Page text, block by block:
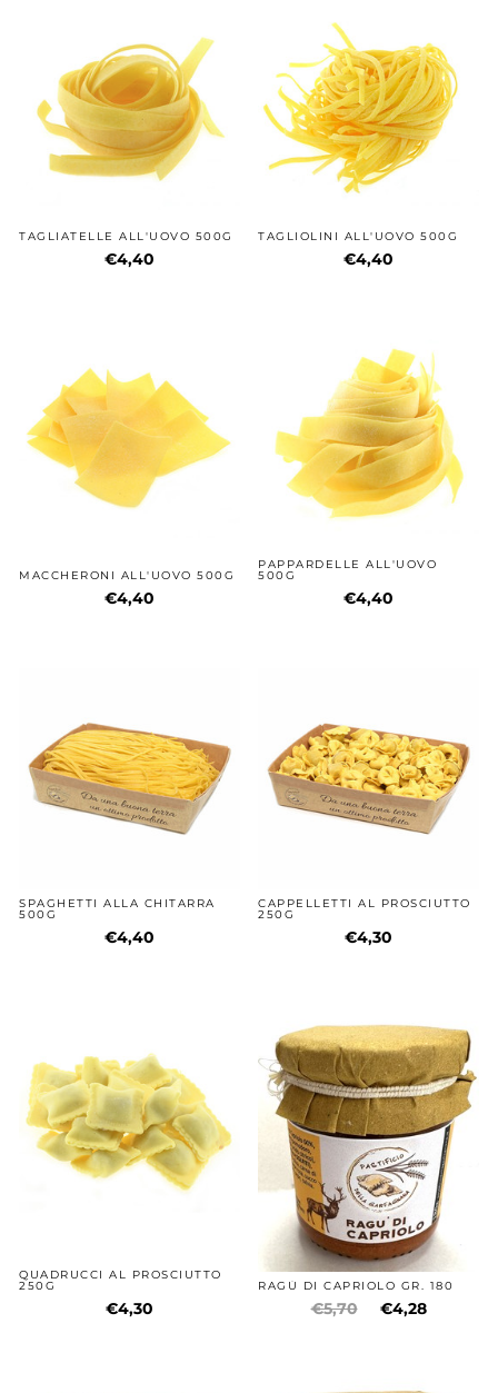
TAGLIATELLE ALL'UOVO 500G
€4,40
TAGLIOLINI ALL'UOVO 500G
€4,40
MACCHERONI ALL'UOVO 500G
€4,40
PAPPARDELLE ALL'UOVO
500G
€4,40
SPAGHETTI ALLA CHITARRA
500G
€4,40
CAPPELLETTI AL PROSCIUTTO
250G
€4,30
QUADRUCCI AL PROSCIUTTO
250G
€4,30
RAGÙ DI CAPRIOLO GR. 180
€5,70 €4,28